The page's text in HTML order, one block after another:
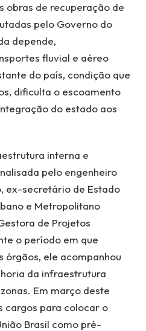
obras de recuperação de
pelo Governo do
depende,
fluvial e aéreo
do país, condição que
dificulta o escoamento
do estado aos
interna e
pelo engenheiro
ex-secretário de Estado
e Metropolitano
de Projetos
o período em que
órgãos, ele acompanhou
da infraestrutura
Em março deste
cargos para colocar o
Brasil como pré-